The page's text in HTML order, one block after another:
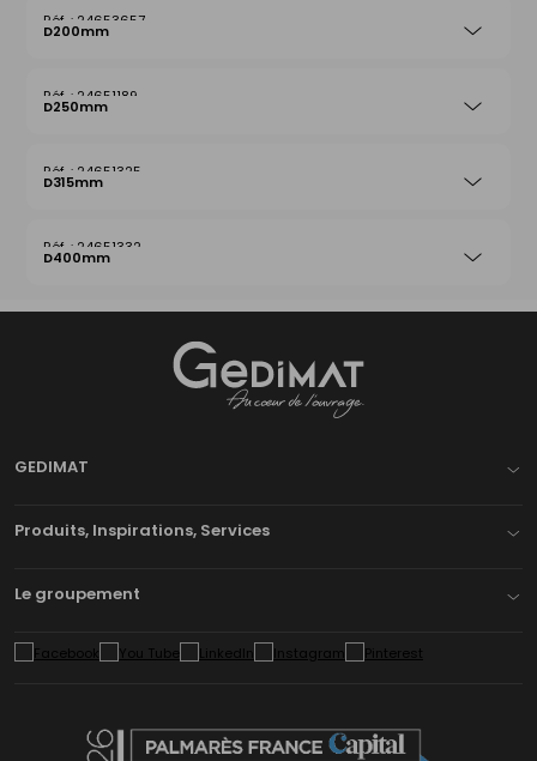
24653657
D200mm
24651189
D250mm
24651325
D315mm
24651332
D400mm
GEDIMAT
Produits, Inspirations, Services
Le groupement